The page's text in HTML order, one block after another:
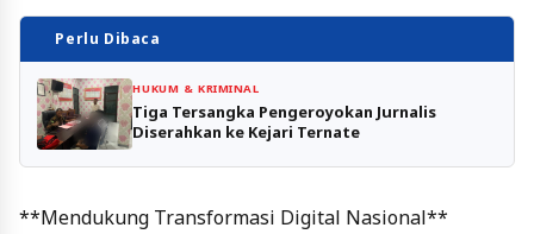
Perlu Dibaca
HUKUM & KRIMINAL
Tiga Tersangka Pengeroyokan Jurnalis
Diserahkan ke Kejari Ternate
**Mendukung Transformasi Digital Nasional**